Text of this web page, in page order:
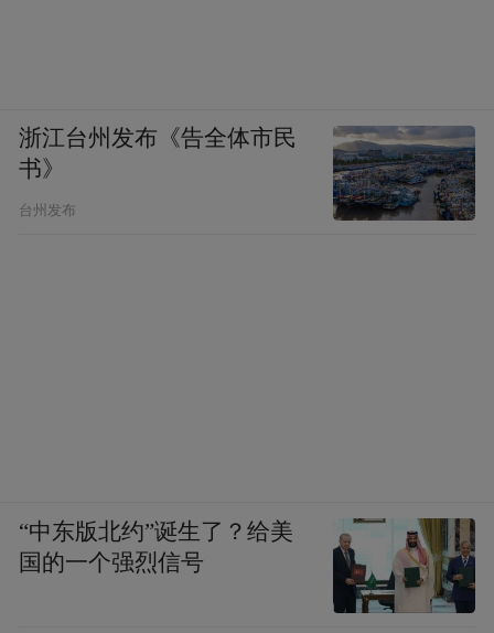
浙江台州发布《告全体市民
书》
台州发布
“中东版北约”诞生了？给美
国的一个强烈信号